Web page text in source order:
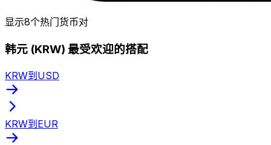
显示8个热门货币对
韩元 (KRW) 最受欢迎的搭配
KRW到USD
KRW到EUR